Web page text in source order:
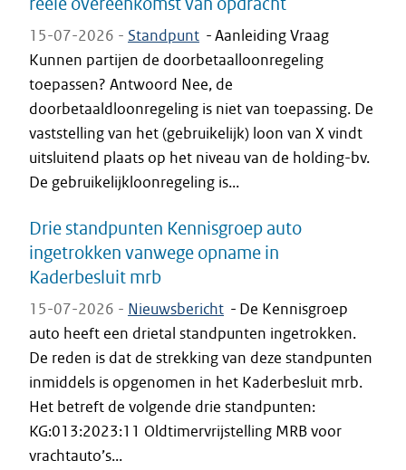
15-07-2026 - Standpunt -Aanleiding Vraag
Kunnen partijen de doorbetaalloonregeling
toepassen? Antwoord Nee, de
doorbetaaldloonregeling is niet van toepassing. De
vaststelling van het (gebruikelijk) loon van X vindt
uitsluitend plaats op het niveau van de holding-bv.
De gebruikelijkloonregeling is...
Drie standpunten Kennisgroep auto
ingetrokken vanwege opname in
Kaderbesluit mrb
15-07-2026 - Nieuwsbericht - De Kennisgroep
auto heeft een drietal standpunten ingetrokken.
De reden is dat de strekking van deze standpunten
inmiddels is opgenomen in het Kaderbesluit mrb.
Het betreft de volgende drie standpunten:
KG:013:2023:11 Oldtimervrijstelling MRB voor
vrachtauto’s...